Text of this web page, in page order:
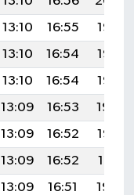
13:10 16:55
19:58
13:10 16:54
19:57
13:10 16:54
19:56
13:09 16:53
19:54
13:09 16:52
19:53
13:09 16:52
19:51
13:09 16:51 19:50